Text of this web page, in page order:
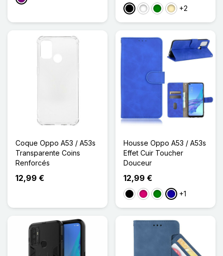
NoirBlancVertDoré+2
Coque Oppo A53 / A53s
Transparente Coins
Renforcés
12,99 €
Housse Oppo A53 / A53s
Effet Cuir Toucher
Douceur
12,99 €
NoirMagenta
VertBleu Foncé
+1